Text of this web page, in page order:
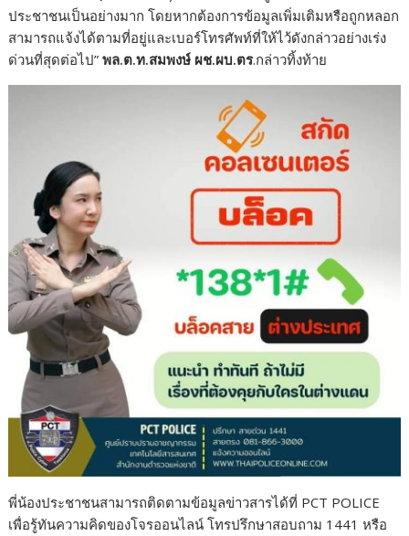
ประชาชนเป็นอย่างมาก โดยหากต้องการข้อมูลเพิ่มเติมหรือถูกหลอก
สามารถแจ้งได้ตามที่อยู่และเบอร์โทรศัพท์ที่ให้ไว้ดังกล่าวอย่างเร่ง
ด่วนที่สุดต่อไป”พล.ต.ท.สมพงษ์ ผช.ผบ.ตร.กล่าวทิ้งท้าย
พี่น้องประชาชนสามารถติดตามข้อมูลข่าวสารได้ที่ PCT POLICE
เพื่อรู้ทันความคิดของโจรออนไลน์ โทรปรึกษาสอบถาม 1441 หรือ